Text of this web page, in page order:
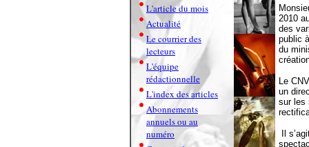
L'article du mois
Actualité
Le courrier des
lecteurs
L'équipe
rédactionnelle
L'index des articles
Abonnements
annuels ou au
numéro
2010
des
public
du
Le
un
sur les
Il